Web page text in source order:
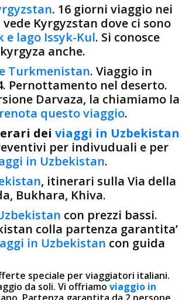
. 16 giorni viaggio nei
Kyrgyzstan dove ci sono
e lago Issyk-Kul. Si conosce
anche.
Turkmenistan. Viaggio in
Pernottamento nel deserto.
Darvaza, la chiamiamo la
questo viaggio.
deiviaggi in Uzbekistan
per indivuduali e per
in Uzbekistan.
, itinerari sulla Via della
Bukhara, Khiva.
con prezzi bassi.
colla partenza garantita’
in Uzbekistan con guida
speciale per viaggiatori italiani.
da soli. Vi offriamoviaggio in